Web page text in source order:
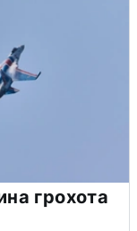
грохота